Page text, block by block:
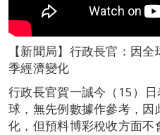
【新聞局】行政長官：因
季經濟變化
行政長官賀一誠今（15）
球，無先例數據作參考，
化，但預料博彩稅收方面不